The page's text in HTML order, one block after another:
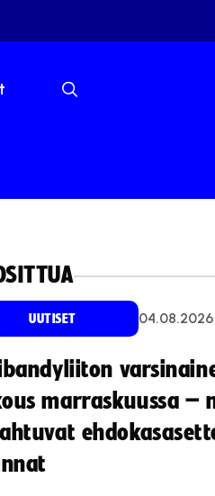
UUTISET 04.08.2026
marraskuussa –